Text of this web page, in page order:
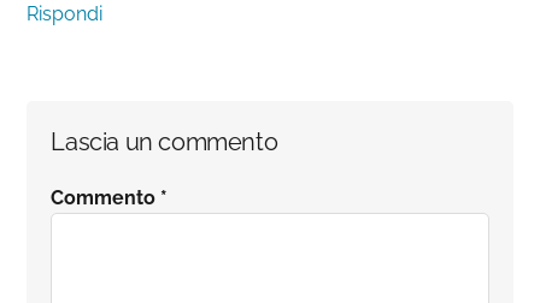
Rispondi
Lascia un commento
Commento *